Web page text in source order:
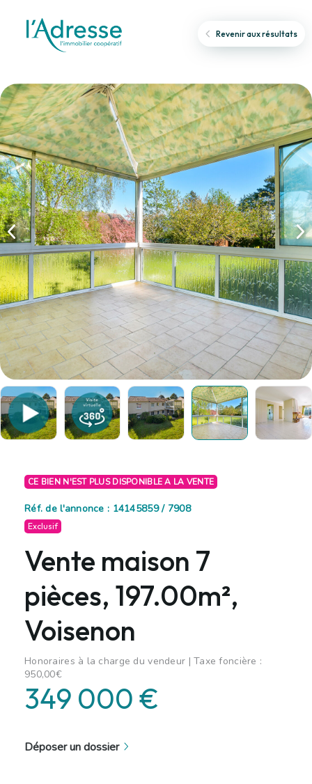
Revenir aux résultats
CE BIEN N'EST PLUS DISPONIBLE A LA VENTE
Réf. de l'annonce : 14145859 / 7908
Exclusif
Vente maison 7
pièces, 197.00m²,
Voisenon
Honoraires à la charge du vendeur | Taxe foncière :
950,00€
349 000 €
Déposer un dossier